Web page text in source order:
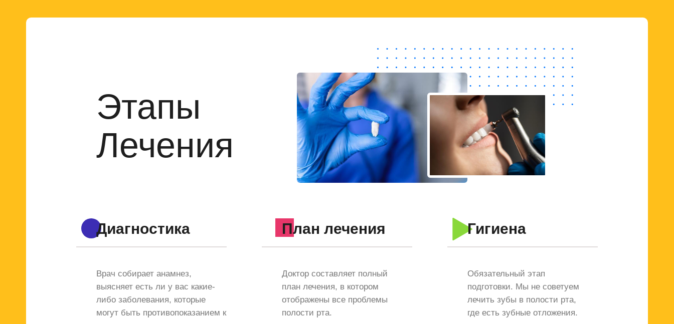
Этапы
Лечения
Врач собирает анамнез,
выясняет есть ли у вас какие-
либо заболевания, которые
могут быть противопоказанием к
Доктор составляет полный
план лечения, в котором
отображены все проблемы
полости рта.
Обязательный этап
подготовки. Мы не советуем
лечить зубы в полости рта,
где есть зубные отложения.
Диагностика План лечения Гигиена